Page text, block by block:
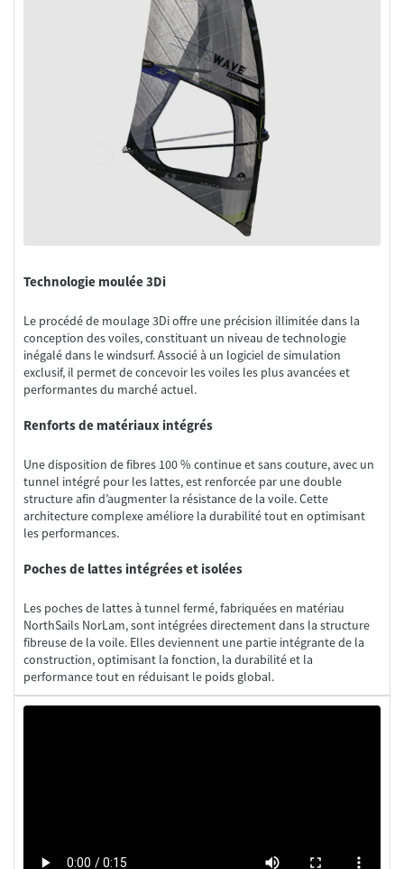
Technologie moulée 3Di
Le procédé de moulage 3Di offre une précision illimitée dans la
conception des voiles, constituant un niveau de technologie
inégalé dans le windsurf. Associé à un logiciel de simulation
exclusif, il permet de concevoir les voiles les plus avancées et
Renforts de matériaux intégrés
Une disposition de fibres 100 % continue et sans couture, avec un
tunnel intégré pour les lattes, est renforcée par une double
structure afin d’augmenter la résistance de la voile. Cette
architecture complexe améliore la durabilité tout en optimisant
Poches de lattes intégrées et isolées
Les poches de lattes à tunnel fermé, fabriquées en matériau
NorthSails NorLam, sont intégrées directement dans la structure
fibreuse de la voile. Elles deviennent une partie intégrante de la
construction, optimisant la fonction, la durabilité et la